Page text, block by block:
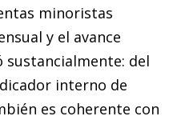
minoristas
y el avance
sustancialmente: del
interno de
es coherente con